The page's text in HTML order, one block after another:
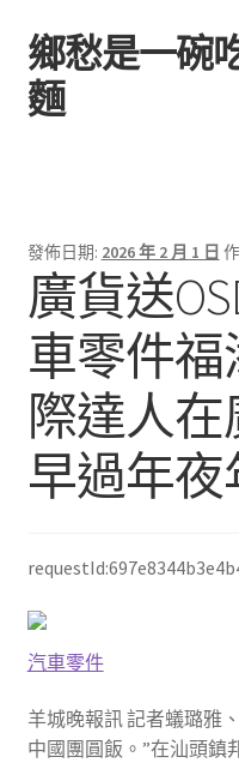
跳
至
導
跳
至
主
鄉愁是一碗
麵
發佈日期: 2026 年 2 月 1 日
廣貨送
車零件福
際達人
早過年夜
汽車零件
羊城晚報訊 記者蟻璐雅
中國團圓飯。”在汕頭鎮